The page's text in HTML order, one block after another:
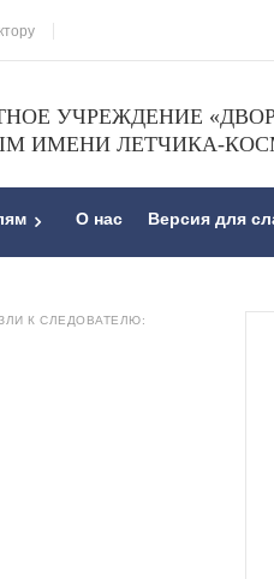
УЧРЕЖДЕНИЕ
ИМЕНИ ЛЕТЧИКА-
О нас Версия для
К СЛЕДОВАТЕЛЮ: